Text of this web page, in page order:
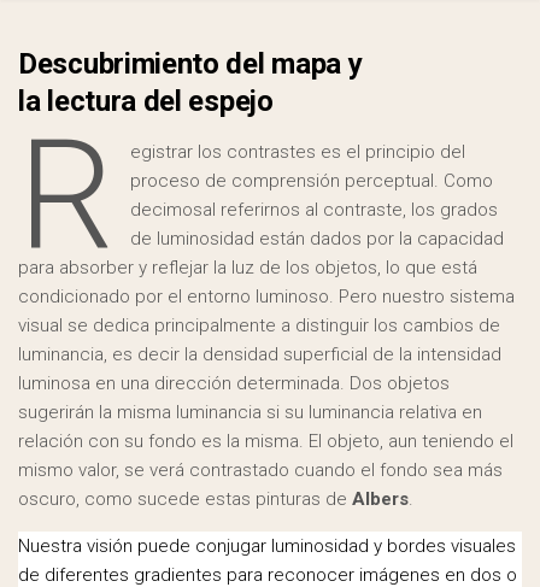
Descubrimiento del mapa y
la lectura del espejo
R
egistrar los contrastes es el principio del
proceso de comprensión perceptual. Como
decimosal referirnos al contraste, los grados
de luminosidad están dados por la capacidad
para absorber y reflejar la luz de los objetos, lo que está
condicionado por el entorno luminoso. Pero nuestro sistema
visual se dedica principalmente a distinguir los cambios de
luminancia, es decir la densidad superficial de la intensidad
luminosa en una dirección determinada. Dos objetos
sugerirán la misma luminancia si su luminancia relativa en
relación con su fondo es la misma. El objeto, aun teniendo el
mismo valor, se verá contrastado cuando el fondo sea más
oscuro, como sucede estas pinturas de Albers.
Nuestra visión puede conjugar luminosidad y bordes visuales
de diferentes gradientes para reconocer imágenes en dos o